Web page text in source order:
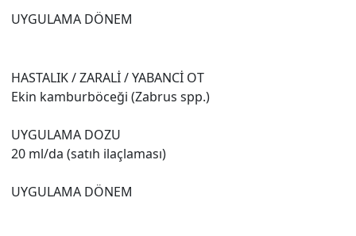
UYGULAMA DÖNEM
HASTALIK / ZARALİ / YABANCİ OT
Ekin kamburböceği (Zabrus spp.)
UYGULAMA DOZU
20 ml/da (satıh ilaçlaması)
UYGULAMA DÖNEM